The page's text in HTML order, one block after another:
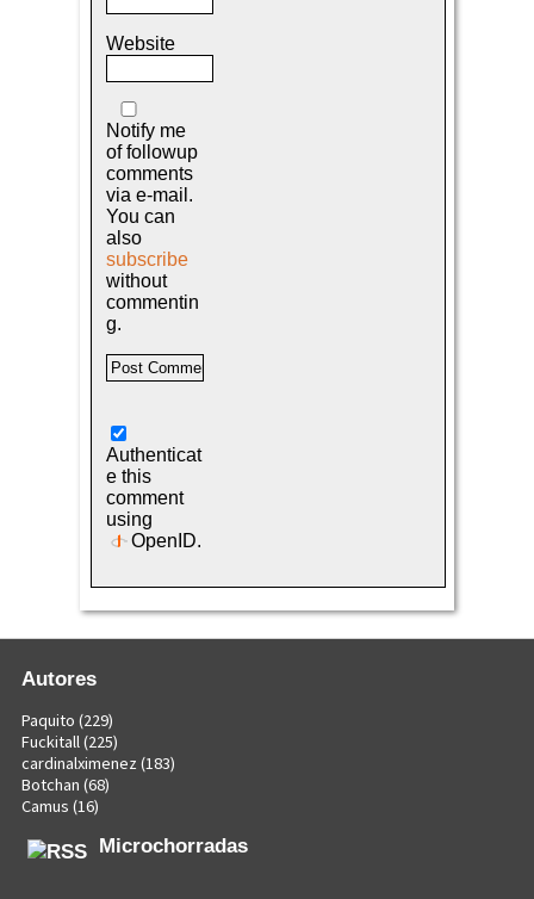
Website
Notify me
of followup
comments
via e-mail.
You can
also
subscribe
without
commentin
g.
Authenticat
e this
comment
using
OpenID.
Autores
Paquito (229)
Fuckitall(225)
cardinalximenez (183)
Botchan (68)
Camus (16)
Microchorradas